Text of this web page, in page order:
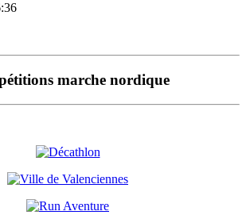
marche nordique